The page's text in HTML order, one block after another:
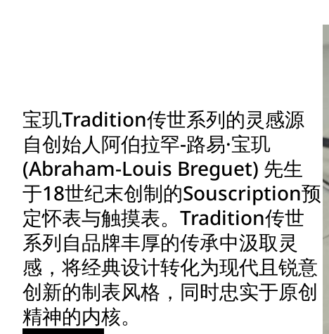
宝玑Tradition传世系列的灵感源
自创始人阿伯拉罕-路易·宝玑
(Abraham-Louis Breguet) 先生
于18世纪末创制的Souscription预
定怀表与触摸表。Tradition传世
系列自品牌丰厚的传承中汲取灵
感，将经典设计转化为现代且锐意
创新的制表风格，同时忠实于原创
精神的内核。